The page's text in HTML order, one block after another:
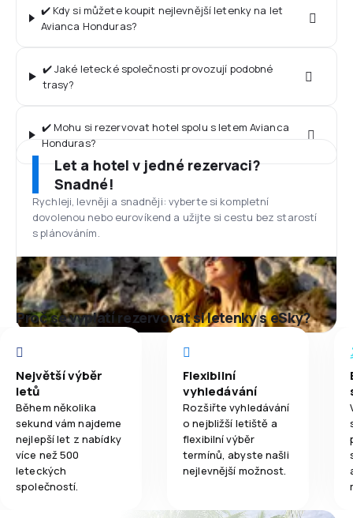
✔️ Kdy si můžete koupit nejlevnější letenky na let
Avianca Honduras?
✔️ Jaké letecké společnosti provozují podobné
trasy?
✔️ Mohu si rezervovat hotel spolu s letem Avianca
Honduras?
Let a hotel v jedné rezervaci?
Snadné!
Rychleji, levněji a snadněji: vyberte si kompletní
dovolenou nebo eurovíkend a užijte si cestu bez starostí
s plánováním.
Proč se vyplatí rezervovat si letenky s eSky?
Největší výběr
letů
Během několika
sekund vám najdeme
nejlepší let z nabídky
více než 500
leteckých
společností.
Flexibilní
vyhledávání
Rozšiřte vyhledávání
o nejbližší letiště a
flexibilní výběr
termínů, abyste našli
nejlevnější možnost.